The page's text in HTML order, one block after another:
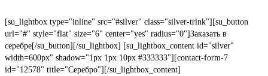
[su_lightbox type="inline" src="#silver" class="silver-trink"][su_button
url="#" style="flat" size="6" center="yes" radius="0"]Заказать в
серебре[/su_button][/su_lightbox] [su_lightbox_content id="silver"
width=600px" shadow="1px 1px 10px #333333"][contact-form-7
id="12578" title="Серебро"][/su_lightbox_content]